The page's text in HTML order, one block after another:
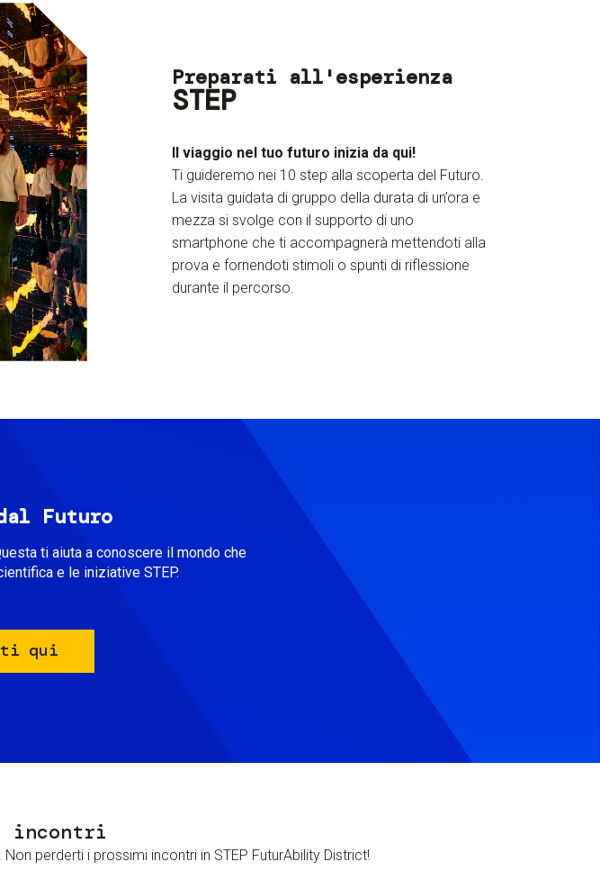
Preparati all'esperienza
STEP
Il viaggio nel tuo futuro inizia da qui!
Ti guideremo nei 10 step alla scoperta del Futuro.
La visita guidata di gruppo della durata di un’ora e
mezza si svolge con il supporto di uno
smartphone che ti accompagnerà mettendoti alla
prova e fornendoti stimoli o spunti di riflessione
durante il percorso.
Futuro
ti aiuta a conoscere il mondo che
e le iniziative STEP.
qui
incontri
perderti i prossimi incontri in STEP FuturAbility District!